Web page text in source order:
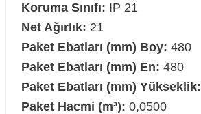
Koruma Sınıfı: IP 21
Net Ağırlık: 21
Paket Ebatları (mm) Boy: 480
Paket Ebatları (mm) En: 480
Paket Ebatları (mm) Yükseklik:
Paket Hacmi (m³): 0,0500